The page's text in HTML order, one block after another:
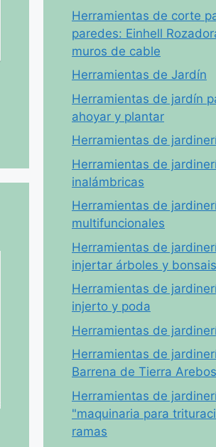
Herramientas de corte
paredes: Einhell
muros de cable
Herramientas de Jardín
Herramientas de jardín
ahoyar y plantar
Herramientas de
Herramientas de
inalámbricas
Herramientas de
multifuncionales
Herramientas de
injertar árboles y bonsais
Herramientas de
injerto y poda
Herramientas de
Herramientas de
Barrena de Tierra Arebos
Herramientas de
"maquinaria para
ramas